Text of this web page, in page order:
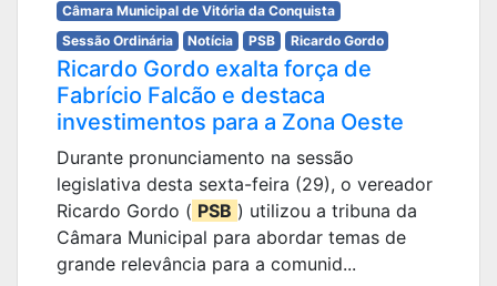
Câmara Municipal de Vitória da Conquista
Sessão Ordinária
Notícia PSB Ricardo Gordo
Ricardo Gordo exalta força de
Fabrício Falcão e destaca
investimentos para a Zona Oeste
Durante pronunciamento na sessão
legislativa desta sexta-feira (29), o vereador
Ricardo Gordo ( PSB ) utilizou a tribuna da
Câmara Municipal para abordar temas de
grande relevância para a comunid...